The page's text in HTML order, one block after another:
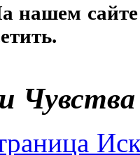
нашем
Чувства